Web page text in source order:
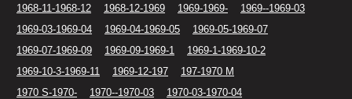
1968-11-1968-12
1968-12-1969 1969-1969-
1969--1969-03
1969-03-1969-04
1969-04-1969-05
1969-05-1969-07
1969-07-1969-09
1969-09-1969-1
1969-1-1969-10-2
1969-10-3-1969-11
1969-12-197
197-1970 M
1970 S-1970-
1970--1970-03
1970-03-1970-04